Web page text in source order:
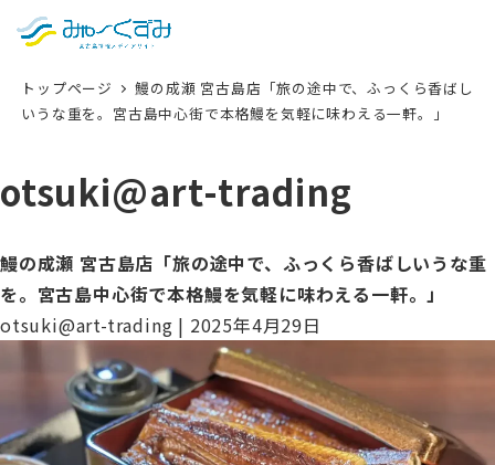
English
検索
トップページ
鰻の成瀬 宮古島店「旅の途中で、ふっくら香ばし
いうな重を。宮古島中心街で本格鰻を気軽に味わえる一軒。」
otsuki@art-trading
鰻の成瀬 宮古島店「旅の途中で、ふっくら香ばしいうな重
を。宮古島中心街で本格鰻を気軽に味わえる一軒。」
otsuki@art-trading | 2025年4月29日